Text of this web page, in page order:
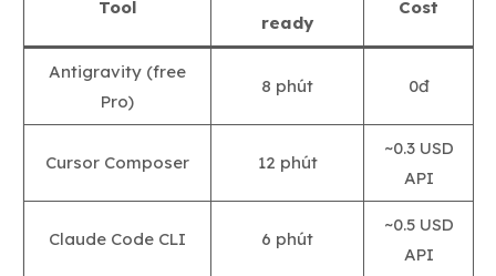
Tool
ready
Cost
Antigravity (free
Pro)
8 phút 0đ
Cursor Composer 12 phút
~0.3 USD
API
Claude Code CLI 6 phút
~0.5 USD
API